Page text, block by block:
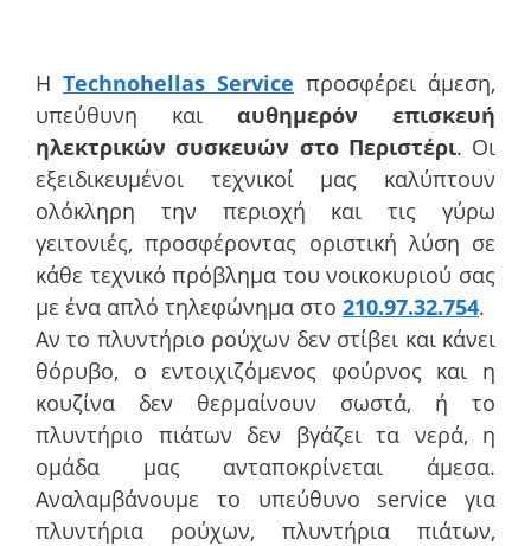
Η Technohellas Service προσφέρει άμεση,
υπεύθυνη και αυθημερόν επισκευή
ηλεκτρικών συσκευών στο Περιστέρι. Οι
εξειδικευμένοι τεχνικοί μας καλύπτουν
ολόκληρη την περιοχή και τις γύρω
γειτονιές, προσφέροντας οριστική λύση σε
κάθε τεχνικό πρόβλημα του νοικοκυριού σας
με ένα απλό τηλεφώνημα στο 210.97.32.754.
Αν το πλυντήριο ρούχων δεν στίβει και κάνει
θόρυβο, ο εντοιχιζόμενος φούρνος και η
κουζίνα δεν θερμαίνουν σωστά, ή το
πλυντήριο πιάτων δεν βγάζει τα νερά, η
ομάδα μας ανταποκρίνεται άμεσα.
Αναλαμβάνουμε το υπεύθυνο service για
πλυντήρια ρούχων, πλυντήρια πιάτων,